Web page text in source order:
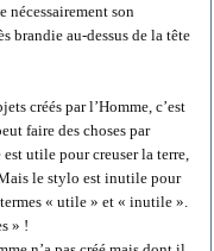
son
brandie au-dessus de la tête
créés par l’Homme, c’est
faire des choses par
utile pour creuser la terre,
le stylo est inutile pour
« utile » et « inutile ».
» !